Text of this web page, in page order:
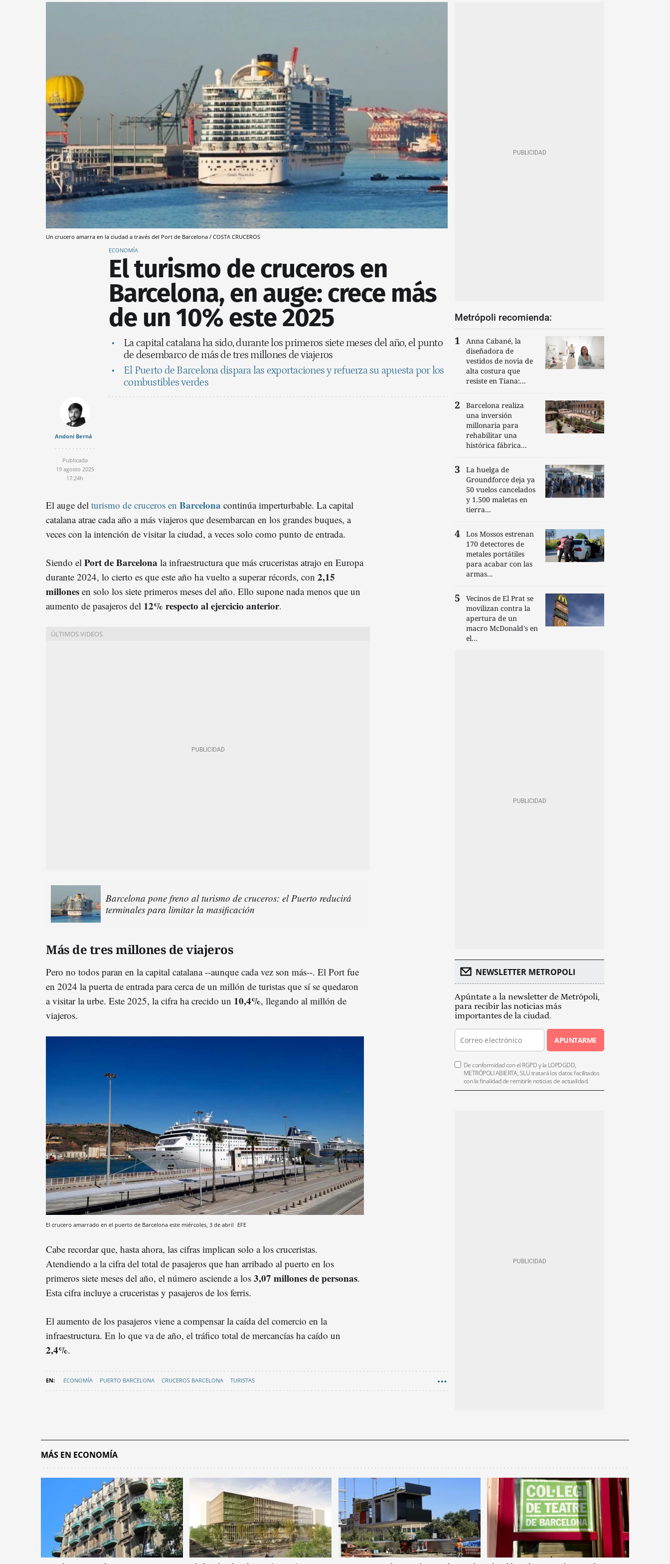
Un crucero amarra en la ciudad a través del Port de Barcelona / COSTA CRUCEROS
ECONOMÍA
El turismo de cruceros en
Barcelona, en auge: crece más
de un 10% este 2025
La capital catalana ha sido, durante los primeros siete meses del año, el punto
de desembarco de más de tres millones de viajeros
El Puerto de Barcelona dispara las exportaciones y refuerza su apuesta por los
combustibles verdes
Andoni Berná
Publicada
19 agosto 2025
17:24h
El auge del turismo de cruceros en Barcelona continúa imperturbable. La capital
catalana atrae cada año a más viajeros que desembarcan en los grandes buques, a
veces con la intención de visitar la ciudad, a veces solo como punto de entrada.
Siendo el Port de Barcelona la infraestructura que más cruceristas atrajo en Europa
durante 2024, lo cierto es que este año ha vuelto a superar récords, con 2,15
millones en solo los siete primeros meses del año. Ello supone nada menos que un
aumento de pasajeros del 12% respecto al ejercicio anterior.
Barcelona pone freno al turismo de cruceros: el Puerto reducirá
terminales para limitar la masificación
Más de tres millones de viajeros
Pero no todos paran en la capital catalana --aunque cada vez son más--. El Port fue
en 2024 la puerta de entrada para cerca de un millón de turistas que sí se quedaron
a visitar la urbe. Este 2025, la cifra ha crecido un 10,4%, llegando al millón de
viajeros.
El crucero amarrado en el puerto de Barcelona este miércoles, 3 de abril EFE
Cabe recordar que, hasta ahora, las cifras implican solo a los cruceristas.
Atendiendo a la cifra del total de pasajeros que han arribado al puerto en los
primeros siete meses del año, el número asciende a los 3,07 millones de personas.
Esta cifra incluye a cruceristas y pasajeros de los ferris.
El aumento de los pasajeros viene a compensar la caída del comercio en la
infraestructura. En lo que va de año, el tráfico total de mercancías ha caído un
2,4%.
ECONOMÍA PUERTO BARCELONA CRUCEROS BARCELONA TURISTAS
Metrópoli recomienda:
Anna Cabané, la
diseñadora de
vestidos de novia de
alta costura que
resiste en Tiana:...
Barcelona realiza
una inversión
millonaria para
rehabilitar una
histórica fábrica...
La huelga de
Groundforce deja ya
50 vuelos cancelados
y 1.500 maletas en
tierra...
Los Mossos estrenan
170 detectores de
metales portátiles
para acabar con las
armas...
Vecinos de El Prat se
movilizan contra la
apertura de un
macro McDonald's en
el...
NEWSLETTER METROPOLI
Apúntate a la newsletter de Metrópoli,
para recibir las noticias más
importantes de la ciudad.
APUNTARME
De conformidad con el RGPD y la LOPDGDD,
METRÓPOLI ABIERTA, SLU tratará los datos facilitados
con la finalidad de remitirle noticias de actualidad.
MÁS EN ECONOMÍA